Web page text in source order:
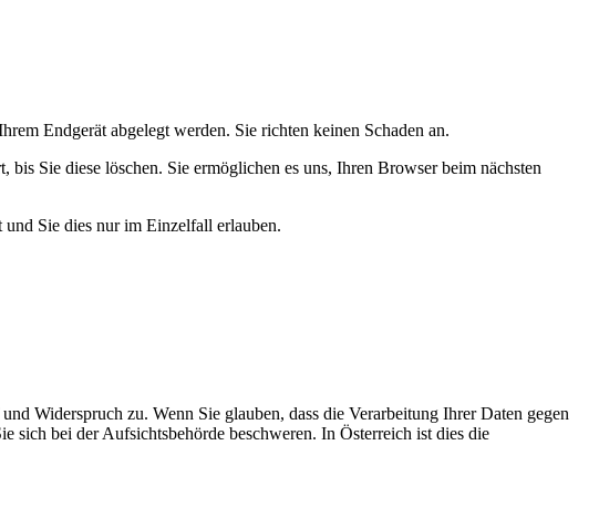
Endgerät abgelegt werden. Sie richten keinen Schaden an.
Sie diese löschen. Sie ermöglichen es uns, Ihren Browser beim nächsten
Sie dies nur im Einzelfall erlauben.
Widerspruch zu. Wenn Sie glauben, dass die Verarbeitung Ihrer Daten gegen
sich bei der Aufsichtsbehörde beschweren. In Österreich ist dies die